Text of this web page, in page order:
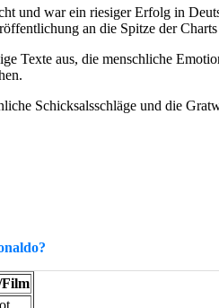
und war ein riesiger Erfolg in
an die Spitze der
Texte aus, die menschliche
Schicksalsschläge und die